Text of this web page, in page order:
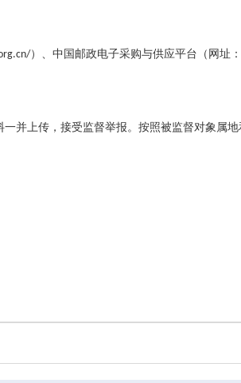
）、中国邮政电子采购与供应平台（网址：
并上传，接受监督举报。按照被监督对象属地